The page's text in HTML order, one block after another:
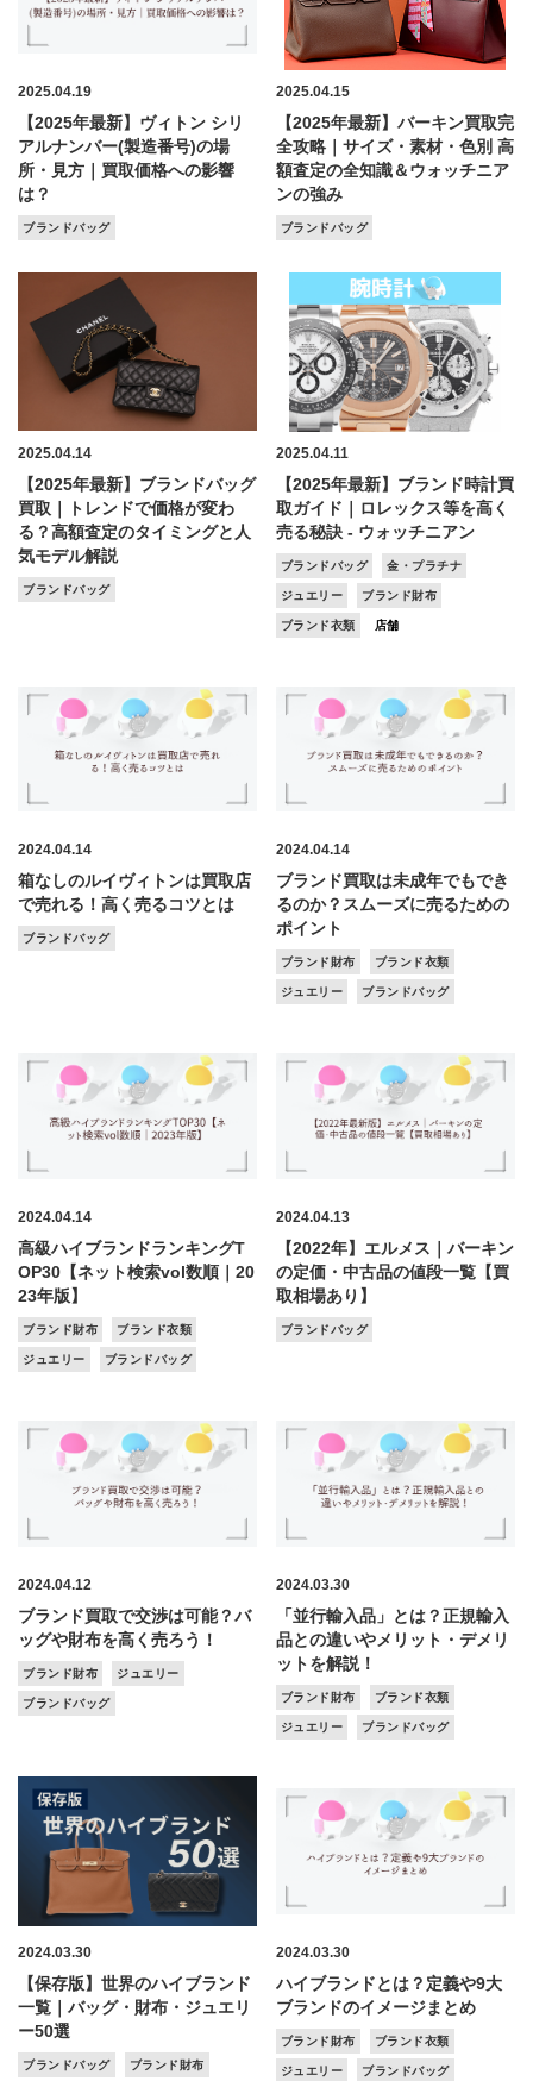
2025.04.19
【2025年最新】ヴィトン シリ
アルナンバー(製造番号)の場
所・見方｜買取価格への影響
は？
ブランドバッグ
2025.04.15
【2025年最新】バーキン買取完
全攻略｜サイズ・素材・色別 高
額査定の全知識＆ウォッチニア
ンの強み
ブランドバッグ
2025.04.14
【2025年最新】ブランドバッグ
買取｜トレンドで価格が変わ
る？高額査定のタイミングと人
気モデル解説
ブランドバッグ
2025.04.11
【2025年最新】ブランド時計買
取ガイド｜ロレックス等を高く
売る秘訣 - ウォッチニアン
ブランドバッグ 金・プラチナ
ジュエリー ブランド財布
ブランド衣類 店舗
2024.04.14
箱なしのルイヴィトンは買取店
で売れる！高く売るコツとは
ブランドバッグ
2024.04.14
ブランド買取は未成年でもでき
るのか？スムーズに売るための
ポイント
ブランド財布 ブランド衣類
ジュエリー ブランドバッグ
2024.04.14
高級ハイブランドランキングT
OP30【ネット検索vol数順｜20
23年版】
ブランド財布 ブランド衣類
ジュエリー ブランドバッグ
2024.04.13
【2022年】エルメス｜バーキン
の定価・中古品の値段一覧【買
取相場あり】
ブランドバッグ
2024.04.12
ブランド買取で交渉は可能？バ
ッグや財布を高く売ろう！
ブランド財布 ジュエリー
ブランドバッグ
2024.03.30
「並行輸入品」とは？正規輸入
品との違いやメリット・デメリ
ットを解説！
ブランド財布 ブランド衣類
ジュエリー ブランドバッグ
2024.03.30
【保存版】世界のハイブランド
一覧｜バッグ・財布・ジュエリ
ー50選
ブランドバッグ ブランド財布
2024.03.30
ハイブランドとは？定義や9大
ブランドのイメージまとめ
ブランド財布 ブランド衣類
ジュエリー ブランドバッグ